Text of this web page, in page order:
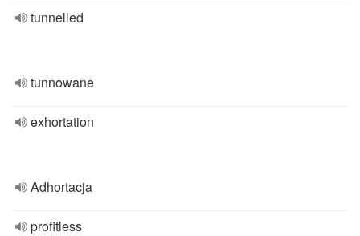
tunnelled
tunnowane
exhortation
Adhortacja
profitless